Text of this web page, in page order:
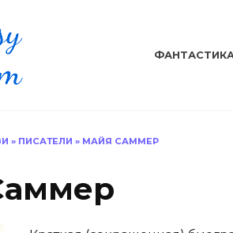
» ПИСАТЕЛИ » МАЙЯ САММЕР